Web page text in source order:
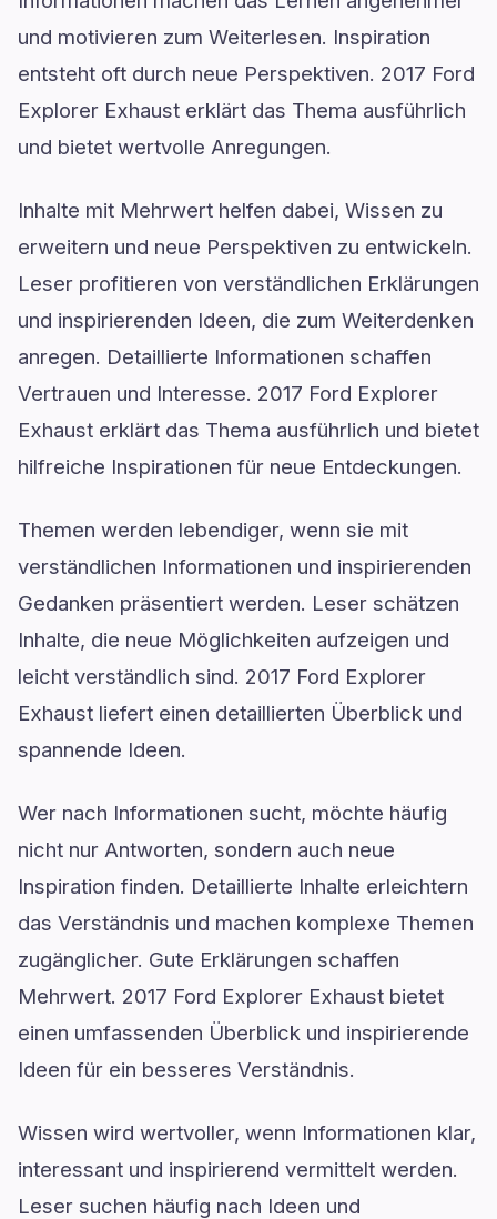
und motivieren zum Weiterlesen. Inspiration
entsteht oft durch neue Perspektiven. 2017 Ford
Explorer Exhaust erklärt das Thema ausführlich
und bietet wertvolle Anregungen.
Inhalte mit Mehrwert helfen dabei, Wissen zu
erweitern und neue Perspektiven zu entwickeln.
Leser profitieren von verständlichen Erklärungen
und inspirierenden Ideen, die zum Weiterdenken
anregen. Detaillierte Informationen schaffen
Vertrauen und Interesse. 2017 Ford Explorer
Exhaust erklärt das Thema ausführlich und bietet
hilfreiche Inspirationen für neue Entdeckungen.
Themen werden lebendiger, wenn sie mit
verständlichen Informationen und inspirierenden
Gedanken präsentiert werden. Leser schätzen
Inhalte, die neue Möglichkeiten aufzeigen und
leicht verständlich sind. 2017 Ford Explorer
Exhaust liefert einen detaillierten Überblick und
spannende Ideen.
Wer nach Informationen sucht, möchte häufig
nicht nur Antworten, sondern auch neue
Inspiration finden. Detaillierte Inhalte erleichtern
das Verständnis und machen komplexe Themen
zugänglicher. Gute Erklärungen schaffen
Mehrwert. 2017 Ford Explorer Exhaust bietet
einen umfassenden Überblick und inspirierende
Ideen für ein besseres Verständnis.
Wissen wird wertvoller, wenn Informationen klar,
interessant und inspirierend vermittelt werden.
Leser suchen häufig nach Ideen und